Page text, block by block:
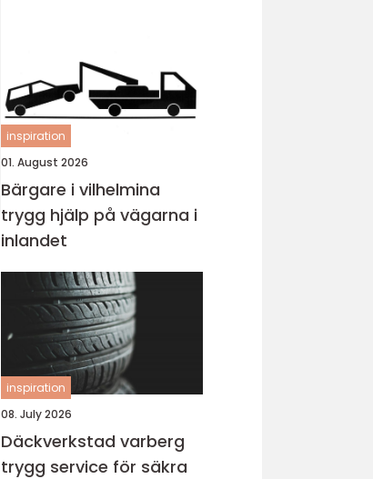
inspiration
01. August 2026
Bärgare i vilhelmina
trygg hjälp på vägarna i
inlandet
inspiration
08. July 2026
Däckverkstad varberg
trygg service för säkra